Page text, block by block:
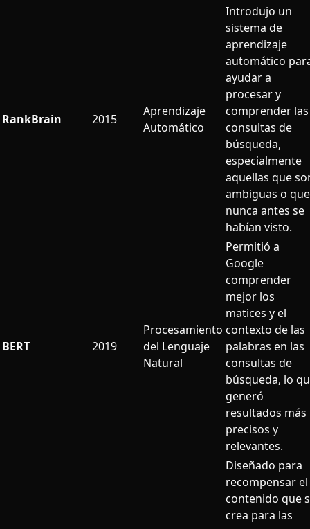
RankBrain 2015
Aprendizaje
Automático
Introdujo un
sistema de
aprendizaje
automático
ayudar a
procesar y
comprender las
consultas de
búsqueda,
especialmente
aquellas que
ambiguas o que
nunca antes se
habían visto.
BERT 2019
Procesamiento
del Lenguaje
Natural
Permitió a
Google
comprender
mejor los
matices y el
contexto de las
palabras en las
consultas de
búsqueda, lo
generó
resultados más
precisos y
relevantes.
Diseñado para
recompensar el
contenido que
crea para las